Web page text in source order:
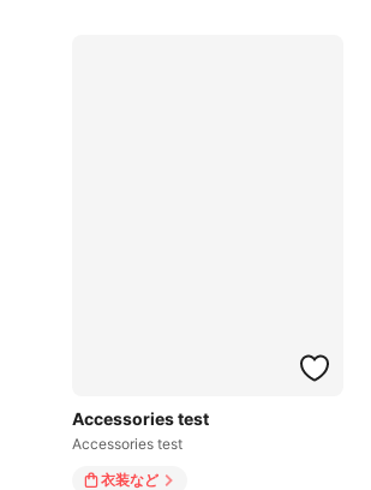
Accessories test
Accessories test
衣装など